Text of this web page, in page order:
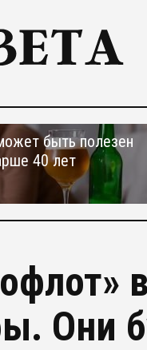
быть полезен
40 лет
Они